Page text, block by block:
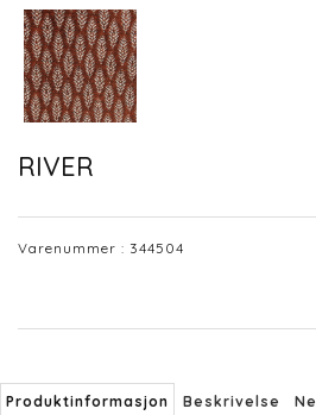
RIVER
Varenummer : 344504
Produktinformasjon Beskrivelse